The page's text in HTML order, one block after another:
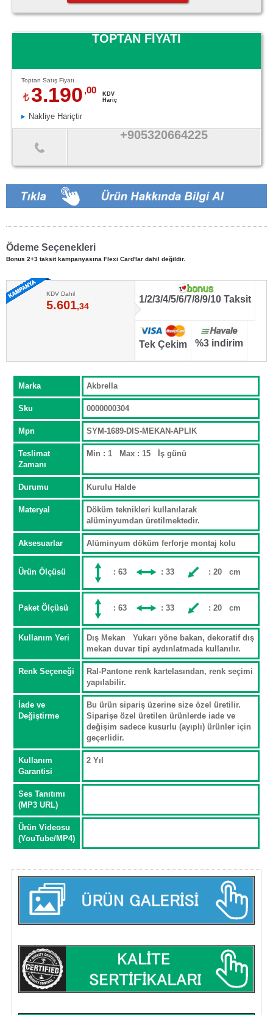
TOPTAN FİYATI
Toptan Satış Fiyatı
3.190 ,00
KDV
Hariç
Nakliye Hariçtir
+905320664225
Ödeme Seçenekleri
Bonus 2+3 taksit kampanyasına Flexi Card'lar dahil değildir.
KDV Dahil
5.601,34
1/2/3/4/5/6/7/8/9/10 Taksit
Tek Çekim %3 indirim
Marka Akbrella
Sku 0000000304
Mpn SYM-1689-DIS-MEKAN-APLIK
Teslimat
Zamanı
Min : 1 Max : 15 İş günü
Durumu Kurulu Halde
Materyal
Döküm teknikleri kullanılarak
alüminyumdan üretilmektedir.
Aksesuarlar Alüminyum döküm ferforje montaj kolu
Ürün Ölçüsü : 63 : 33 : 20 cm
Paket Ölçüsü : 63 : 33 : 20 cm
Kullanım Yeri
Dış Mekan Yukarı yöne bakan, dekoratif dış
mekan duvar tipi aydınlatmada kullanılır.
Renk Seçeneği
Ral-Pantone renk kartelasından, renk seçimi
yapılabilir.
İade ve
Değiştirme
Bu ürün sipariş üzerine size özel üretilir.
Siparişe özel üretilen ürünlerde iade ve
değişim sadece kusurlu (ayıplı) ürünler için
geçerlidir.
Kullanım
Garantisi
2 Yıl
Ses Tanıtımı
(MP3 URL)
Ürün Videosu
(YouTube/MP4)